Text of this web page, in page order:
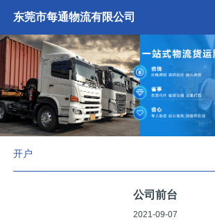
东莞市每通物流有限公司
开户
公司前台
2021-09-07